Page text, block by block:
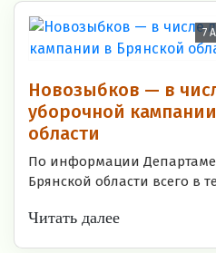
7
Новозыбков — в
уборочной
области
По информации
Брянской области всего в
Читать далее